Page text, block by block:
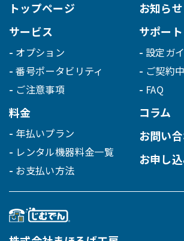
トップページ
サービス
オプション
番号ポータビリティ
ご注意事項
料金
年払いプラン
レンタル機器料金一覧
お支払い方法
お知らせ
サポート
設定ガ
ご契約
FAQ
コラム
お問い
お申し